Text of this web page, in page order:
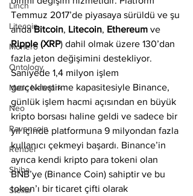
Linch
Litecoin
Monero
Ontology
Matic Network
Neo
Ravencoin
Rehber
Shiba
Stellar
Temmuz 2017’de piyasaya sürüldü ve şu
anda Bitcoin, Litecoin, Ethereum ve
Ripple (XRP) dahil olmak üzere 130’dan
fazla jeton değişimini destekliyor.
Saniyede 1,4 milyon işlem
gerçekleştirme kapasitesiyle Binance,
günlük işlem hacmi açısından en büyük
kripto borsası haline geldi ve sadece bir
yıl içinde platformuna 9 milyondan fazla
kullanıcı çekmeyi başardı. Binance’in
ayrıca kendi kripto para tokeni olan
BNB’ye (Binance Coin) sahiptir ve bu
token’ı bir ticaret çifti olarak